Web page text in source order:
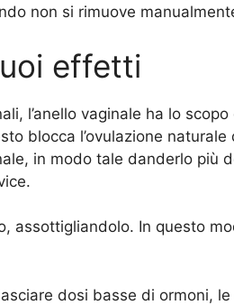
non si rimuove
effetti
l’anello vaginale ha lo
blocca l’ovulazione
in modo tale danderlo più
assottigliandolo. In questo
dosi basse di ormoni,